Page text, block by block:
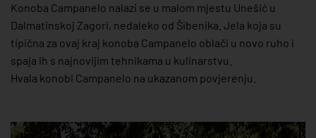
Konoba Campanelo nalazi se u malom mjestu Unešić u
Dalmatinskoj Zagori, nedaleko od Šibenika. Jela koja su
tipična za ovaj kraj konoba Campanelo oblači u novo ruho i
spaja ih s najnovijim tehnikama u kulinarstvu.
Hvala konobi Campanelo na ukazanom povjerenju.